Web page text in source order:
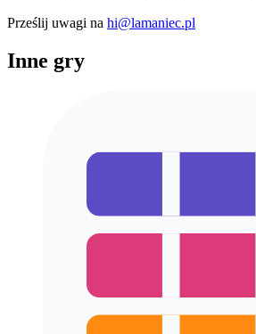
Prześlij uwagi na hi@lamaniec.pl
Inne gry